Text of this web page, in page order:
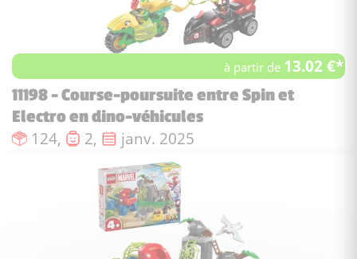
à partir de 13.02 €*
11198 - Course-poursuite entre Spin et
Electro en dino-véhicules
Nombre de pièces :
124, Nombre de figurines :
2, Date de sortie :
janv. 2025